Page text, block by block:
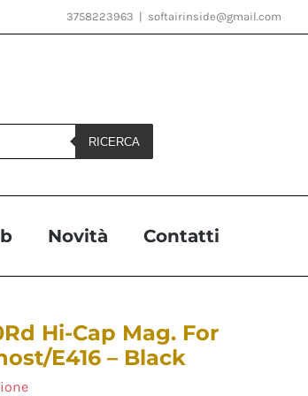
3758223963 softairinside@gmail.com
RICERCA
Novità Contatti
Hi-Cap Mag. For
E416 – Black